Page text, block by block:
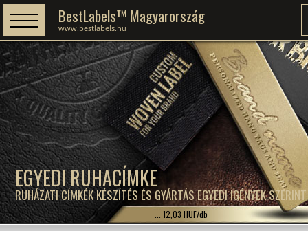
EGYEDI RUHACÍMKE
RUHÁZATI CÍMKÉK KÉSZÍTÉS ÉS GYÁRTÁS EGYEDI IGÉNYEK SZERINT
BestLabels™ Magyarország
www.bestlabels.hu
... 12,03 HUF/db